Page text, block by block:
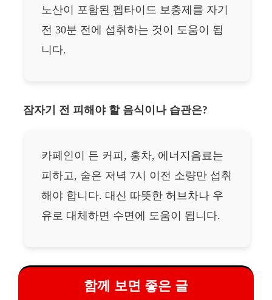
노산이 포함된 펩타이드 보충제를 자기
전 30분 전에 섭취하는 것이 도움이 됩
니다.
잠자기 전 피해야 할 음식이나 습관은?
카페인이 든 커피, 홍차, 에너지음료는
피하고, 술은 저녁 7시 이전 소량만 섭취
해야 합니다. 대신 따뜻한 허브차나 우
유로 대체하면 수면에 도움이 됩니다.
함께 보면 좋은 글